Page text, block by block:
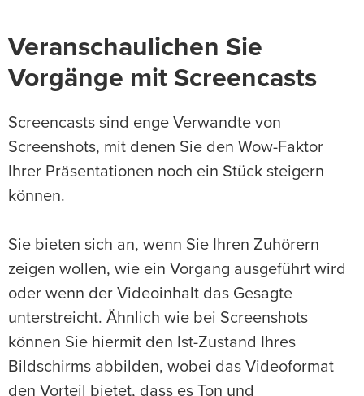
Veranschaulichen Sie
Vorgänge mit Screencasts
Screencasts sind enge Verwandte von
Screenshots, mit denen Sie den Wow-Faktor
Ihrer Präsentationen noch ein Stück steigern
können.
Sie bieten sich an, wenn Sie Ihren Zuhörern
zeigen wollen, wie ein Vorgang ausgeführt wird
oder wenn der Videoinhalt das Gesagte
unterstreicht. Ähnlich wie bei Screenshots
können Sie hiermit den Ist-Zustand Ihres
Bildschirms abbilden, wobei das Videoformat
den Vorteil bietet, dass es Ton und